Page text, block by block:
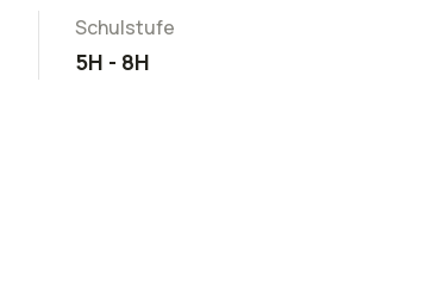
Schulstufe
5H - 8H